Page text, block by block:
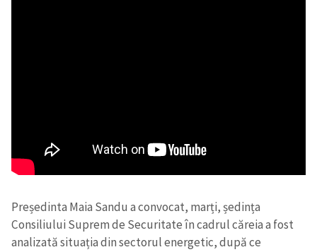
Președinta Maia Sandu a convocat, marți, ședința
Consiliului Suprem de Securitate în cadrul căreia a fost
analizată situația din sectorul energetic, după ce